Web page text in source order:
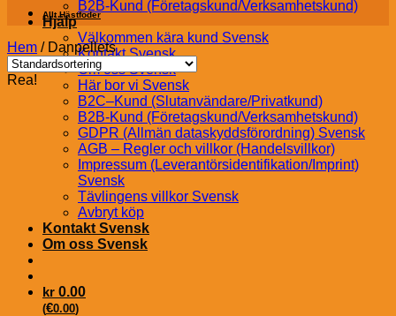
B2B-Kund (Företagskund/Verksamhetskund)
Hjälp
Välkommen kära kund Svensk
Kontakt Svensk
Om oss Svensk
Här bor vi Svensk
B2C–Kund (Slutanvändare/Privatkund)
B2B-Kund (Företagskund/Verksamhetskund)
GDPR (Allmän dataskyddsförordning) Svensk
AGB – Regler och villkor (Handelsvillkor)
Impressum (Leverantörsidentifikation/Imprint)
Svensk
Tävlingens villkor Svensk
Avbryt köp
Kontakt Svensk
Om oss Svensk
kr 0.00
(€0.00)
Allt Hästfoder
Hem /Danpellets
Rea!